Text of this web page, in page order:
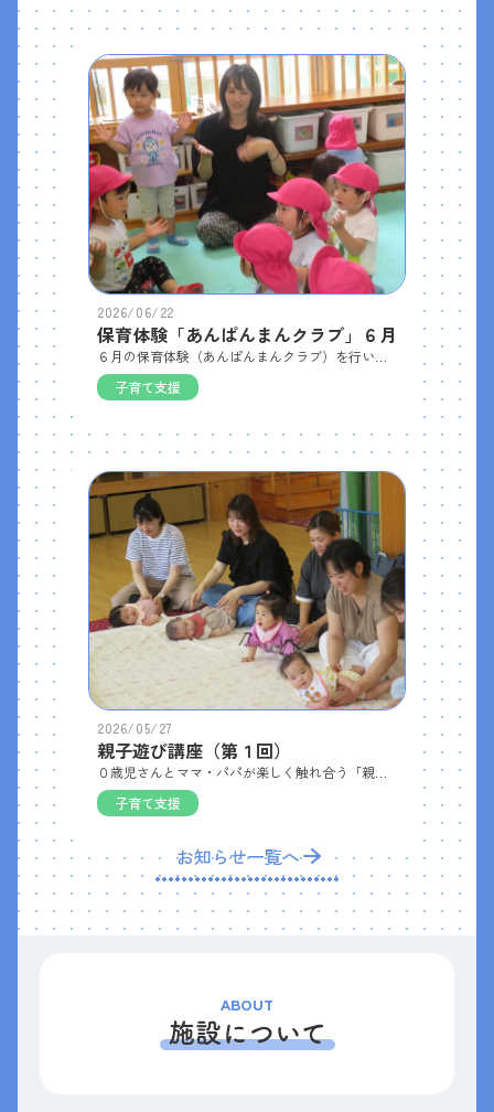
2026/06/22
保育体験「あんぱんまんクラブ」６月
子育て支援
2026/05/27
親子遊び講座（第１回）
子育て支援
お知らせ一覧へ
ABOUT
施設について